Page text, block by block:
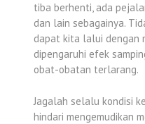
tiba berhenti, ada
dan lain sebagainya.
dapat kita lalui dengan
dipengaruhi efek
obat-obatan terlarang.
Jagalah selalu kondisi
hindari mengemudikan